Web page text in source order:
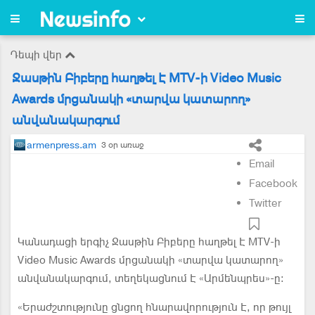
Դեպի վեր
Ջասթին Բիբերը հաղթել Է MTV-ի Video Music
Awards մրցանակի «տարվա կատարող»
անվանակարգում
armenpress.am 3 օր առաջ
Email
Facebook
Twitter
Կանադացի երգիչ Ջասթին Բիբերը հաղթել Է MTV-ի
Video Music Awards մրցանակի «տարվա կատարող»
անվանակարգում, տեղեկացնում Է «Արմենպրես»-ը:
«Երաժշտությունը ցնցող հնարավորություն Է, որ թույլ